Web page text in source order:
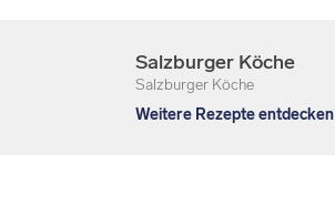
Salzburger Köche
Salzburger Köche
Weitere Rezepte entdecken